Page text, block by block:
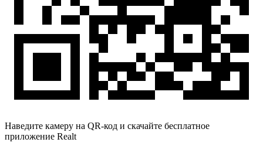
Наведите камеру на QR-код и скачайте бесплатное
приложение Realt